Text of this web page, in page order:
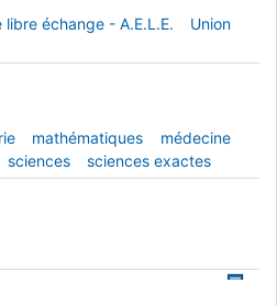
échange - A.E.L.E.
Union
mathématiques
médecine
sciences
sciences exactes